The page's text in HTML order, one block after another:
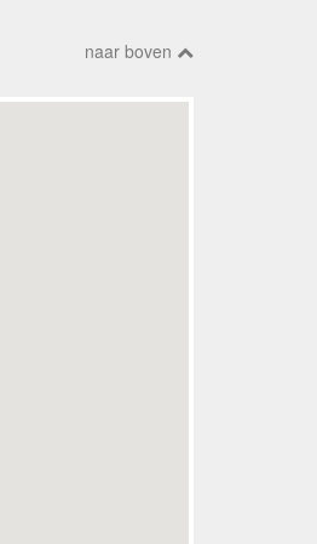
naar boven